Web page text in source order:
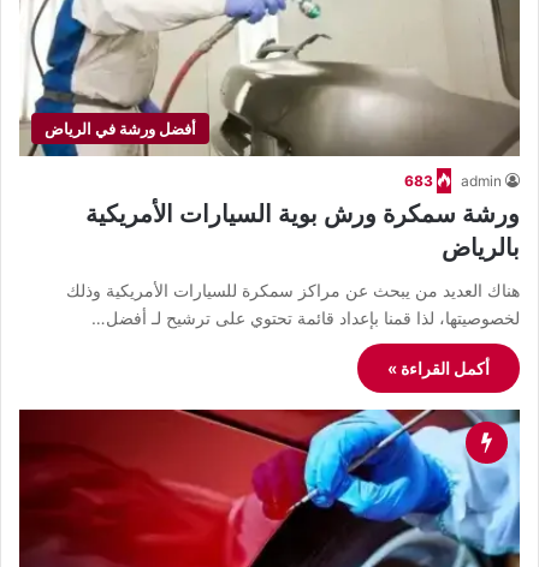
أفضل ورشة في الرياض
admin
683
ورشة سمكرة ورش بوية السيارات الأمريكية
بالرياض
هناك العديد من يبحث عن مراكز سمكرة للسيارات الأمريكية وذلك
لخصوصيتها، لذا قمنا بإعداد قائمة تحتوي على ترشيح لـ أفضل…
أكمل القراءة »